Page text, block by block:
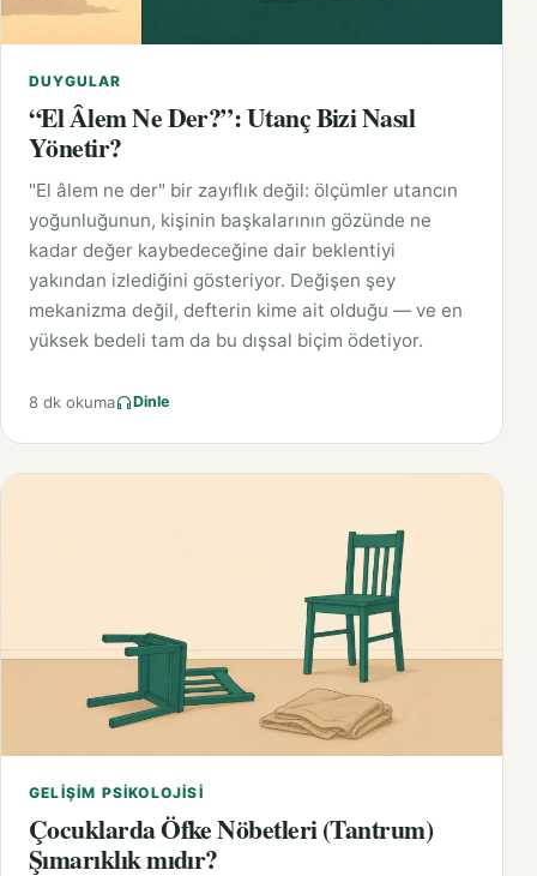
DUYGULAR
“El Âlem Ne Der?”: Utanç Bizi Nasıl
Yönetir?
"El âlem ne der" bir zayıflık değil: ölçümler utancın
yoğunluğunun, kişinin başkalarının gözünde ne
kadar değer kaybedeceğine dair beklentiyi
yakından izlediğini gösteriyor. Değişen şey
mekanizma değil, defterin kime ait olduğu — ve en
yüksek bedeli tam da bu dışsal biçim ödetiyor.
8 dk okuma Dinle
GELIŞIM PSIKOLOJISI
Çocuklarda Öfke Nöbetleri (Tantrum)
Şımarıklık mıdır?